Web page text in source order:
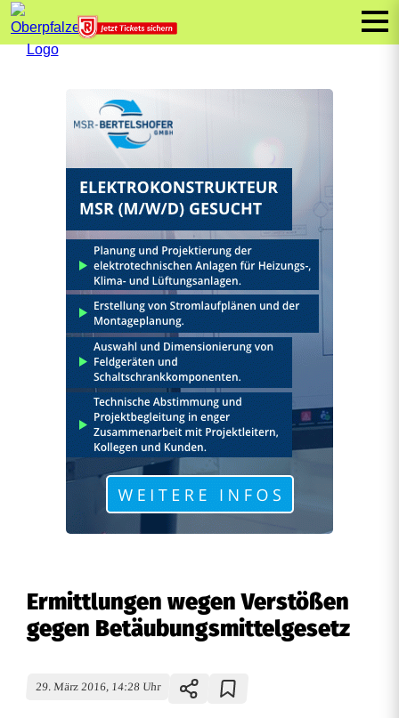
Ermittlungen wegen Verstößen
gegen Betäubungsmittelgesetz
29. März 2016, 14:28 Uhr